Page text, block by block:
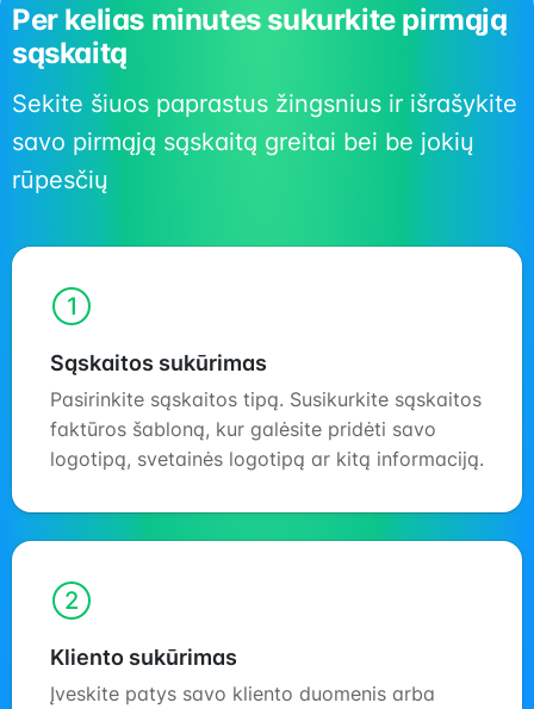
Per kelias minutes sukurkite pirmąją
sąskaitą
Sekite šiuos paprastus žingsnius ir išrašykite
savo pirmąją sąskaitą greitai bei be jokių
rūpesčių
1
Sąskaitos sukūrimas
Pasirinkite sąskaitos tipą. Susikurkite sąskaitos
faktūros šabloną, kur galėsite pridėti savo
logotipą, svetainės logotipą ar kitą informaciją.
2
Kliento sukūrimas
Įveskite patys savo kliento duomenis arba